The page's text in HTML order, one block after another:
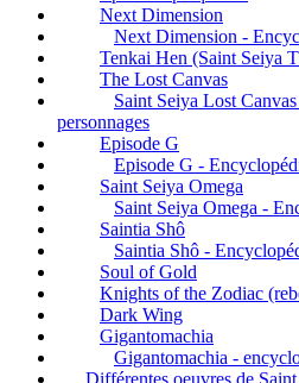
Next Dimension
Next Dimension -
Tenkai Hen (Saint Seiya
The Lost Canvas
Saint Seiya Lost
personnages
Episode G
Episode G -
Saint Seiya Omega
Saint Seiya Omega -
Saintia Shô
Saintia Shô -
Soul of Gold
Knights of the Zodiac
Dark Wing
Gigantomachia
Gigantomachia -
Différentes oeuvres de